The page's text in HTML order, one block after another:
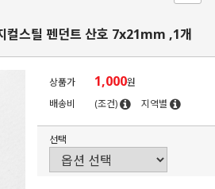
컬스틸 펜던트 산호 7x21mm ,1개
상품가 1,000원
배송비
(조건) 지역별
선택